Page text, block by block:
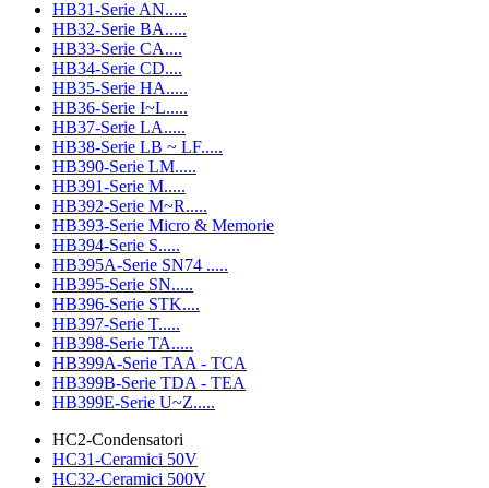
HB31-Serie AN.....
HB32-Serie BA.....
HB33-Serie CA....
HB34-Serie CD....
HB35-Serie HA.....
HB36-Serie I~L.....
HB37-Serie LA.....
HB38-Serie LB ~ LF.....
HB390-Serie LM.....
HB391-Serie M.....
HB392-Serie M~R.....
HB393-Serie Micro & Memorie
HB394-Serie S.....
HB395A-Serie SN74 .....
HB395-Serie SN.....
HB396-Serie STK....
HB397-Serie T.....
HB398-Serie TA.....
HB399A-Serie TAA - TCA
HB399B-Serie TDA - TEA
HB399E-Serie U~Z.....
HC2-Condensatori
HC31-Ceramici 50V
HC32-Ceramici 500V